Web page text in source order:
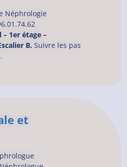
Néphrologie
1er étage –
B. Suivre les pas
et